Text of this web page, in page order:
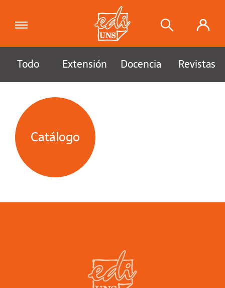
Todo Extensión Docencia Revistas
Catálogo